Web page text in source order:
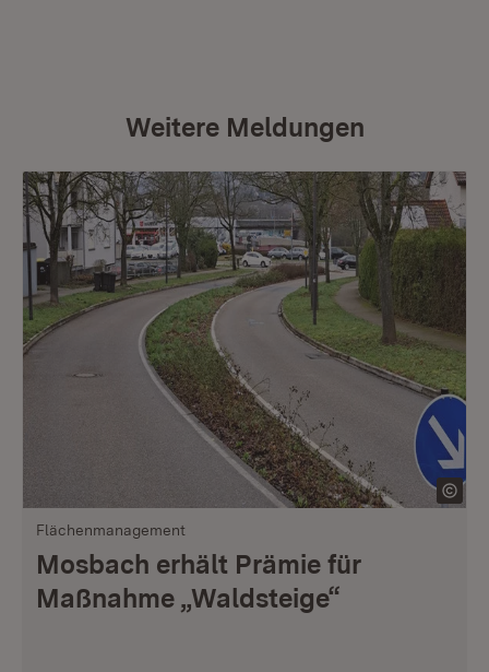
Weitere Meldungen
Flächenmanagement
Mosbach erhält Prämie für
Maßnahme „Waldsteige“